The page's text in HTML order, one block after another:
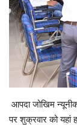
Enquiry
आपदा जोखिम
पर शुक्रवार को यहां